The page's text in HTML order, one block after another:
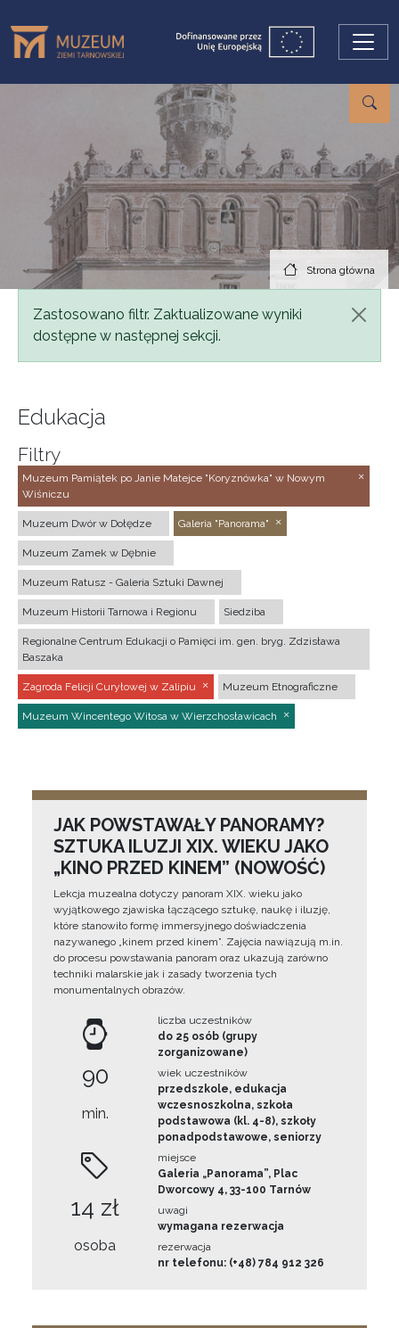
Strona główna
Komunikat
Zastosowano filtr. Zaktualizowane wyniki
dostępne w następnej sekcji.
Edukacja
Filtry
Muzeum Pamiątek po Janie Matejce "Koryznówka" w Nowym
Wiśniczu
Muzeum Dwór w Dołędze Galeria "Panorama"
Muzeum Zamek w Dębnie
Muzeum Ratusz - Galeria Sztuki Dawnej
Muzeum Historii Tarnowa i Regionu Siedziba
Regionalne Centrum Edukacji o Pamięci im. gen. bryg. Zdzisława
Baszaka
Zagroda Felicji Curyłowej w Zalipiu Muzeum Etnograficzne
Muzeum Wincentego Witosa w Wierzchosławicach
JAK POWSTAWAŁY PANORAMY?
SZTUKA ILUZJI XIX. WIEKU JAKO
„KINO PRZED KINEM” (NOWOŚĆ)
Lekcja muzealna dotyczy panoram XIX. wieku jako
wyjątkowego zjawiska łączącego sztukę, naukę i iluzję,
które stanowiło formę immersyjnego doświadczenia
nazywanego „kinem przed kinem”. Zajęcia nawiązują m.in.
do procesu powstawania panoram oraz ukazują zarówno
techniki malarskie jak i zasady tworzenia tych
monumentalnych obrazów.
90
min.
14 zł
osoba
liczba uczestników
do 25 osób (grupy
zorganizowane)
wiek uczestników
przedszkole, edukacja
wczesnoszkolna, szkoła
podstawowa (kl. 4-8), szkoły
ponadpodstawowe, seniorzy
miejsce
Galeria „Panorama”, Plac
Dworcowy 4, 33-100 Tarnów
uwagi
wymagana rezerwacja
rezerwacja
nr telefonu: (+48) 784 912 326